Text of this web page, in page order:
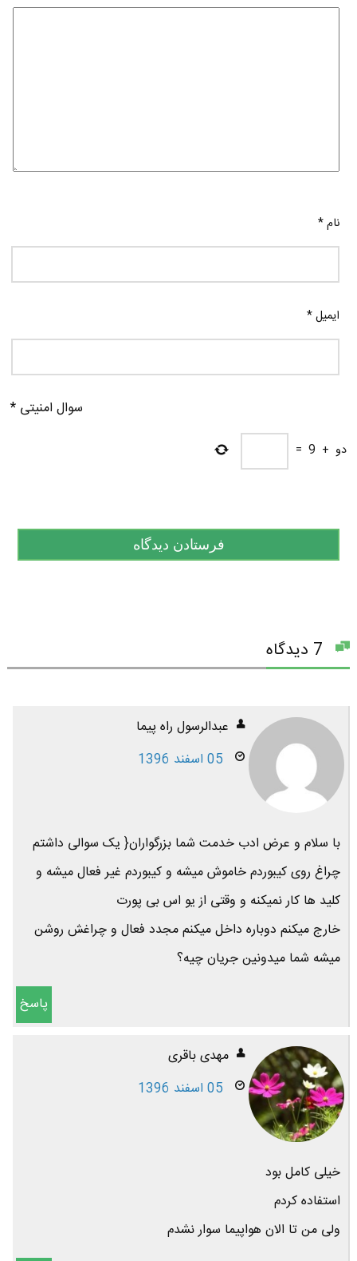
نام*
ایمیل*
سوال امنیتی *
دو +
9
=
عبدالرسول راه پیما
05 اسفند 1396
با سلام و عرض ادب خدمت شما بزرگواران{ یک سوالی داشتم
چراغ روی کیبوردم خاموش میشه و کیبوردم غیر فعال میشه و
کلید ها کار نمیکنه و وقتی از یو اس بی پورت
خارج میکنم دوباره داخل میکنم مجدد فعال و چراغش روشن
میشه شما میدونین جریان چیه؟
پاسخ
مهدی باقری
05 اسفند 1396
خیلی کامل بود
استفاده کردم
ولی من تا الان هواپیما سوار نشدم